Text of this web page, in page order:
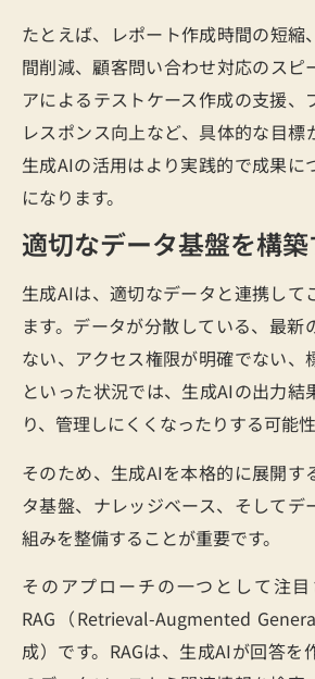
たとえば、レポート作成時間の短縮
間削減、顧客問い合わせ対応のスピ
アによるテストケース作成の支援、
レスポンス向上など、具体的な目標
生成AIの活用はより実践的で成果に
になります。
適切なデータ基盤を構築
生成AIは、適切なデータと連携して
ます。データが分散している、最新
ない、アクセス権限が明確でない、
といった状況では、生成AIの出力結
り、管理しにくくなったりする可能性
そのため、生成AIを本格的に展開す
タ基盤、ナレッジベース、そしてデ
組みを整備することが重要です。
そのアプローチの一つとして注目
RAG（Retrieval-Augmented
成）です。RAGは、生成AIが回答を